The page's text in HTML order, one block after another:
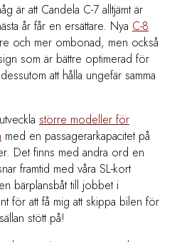
är att Candela C-7 alltjämt är
år får en ersättare. Nya C-8
och mer ombonad, men också
som är bättre optimerad för
att hålla ungefär samma
större modeller för
med en passagerarkapacitet på
Det finns med andra ord en
framtid med våra SL-kort
bärplansbåt till jobbet i
för att få mig att skippa bilen för
stött på!